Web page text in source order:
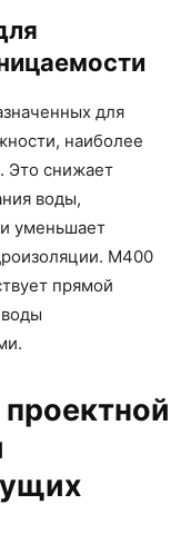
для
наиболее
Это снижает
воды,
уменьшает
М400
прямой